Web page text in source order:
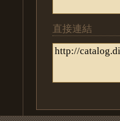
直接連結